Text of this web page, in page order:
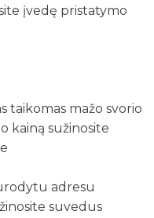
įvedę pristatymo
taikomas mažo svorio
kainą sužinosite
adresu
suvedus